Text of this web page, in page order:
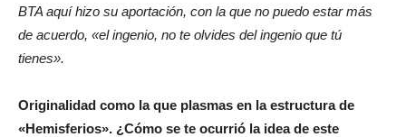
BTA aquí hizo su aportación, con la que no puedo estar más
de acuerdo, «el ingenio, no te olvides del ingenio que tú
tienes».
Originalidad como la que plasmas en la estructura de
«Hemisferios». ¿Cómo se te ocurrió la idea de este